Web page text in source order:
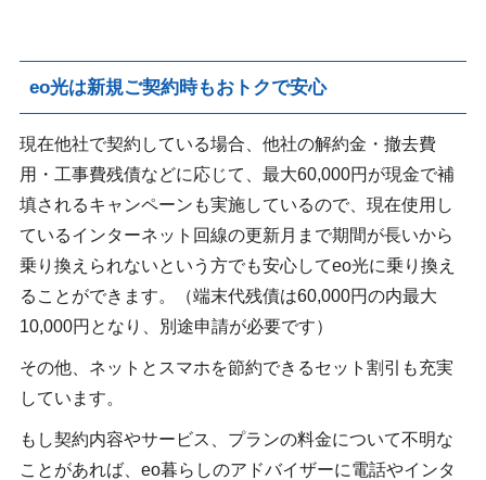
eo光は新規ご契約時もおトクで安心
現在他社で契約している場合、他社の解約金・撤去費
用・工事費残債などに応じて、最大60,000円が現金で補
填されるキャンペーンも実施しているので、現在使用し
ているインターネット回線の更新月まで期間が長いから
乗り換えられないという方でも安心してeo光に乗り換え
ることができます。（端末代残債は60,000円の内最大
10,000円となり、別途申請が必要です）
その他、ネットとスマホを節約できるセット割引も充実
しています。
もし契約内容やサービス、プランの料金について不明な
ことがあれば、eo暮らしのアドバイザーに電話やインタ